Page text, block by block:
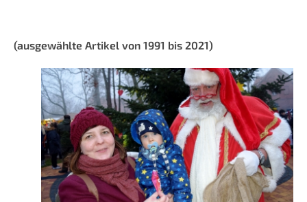
(ausgewählte Artikel von 1991 bis 2021)